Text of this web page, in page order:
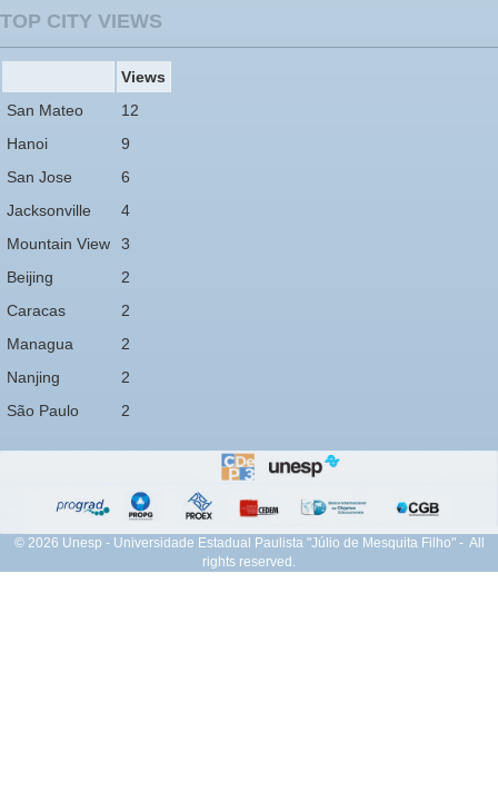
TOP CITY VIEWS
Views
San Mateo
12
Hanoi
9
San Jose
6
Jacksonville
4
Mountain View
3
Beijing
2
Caracas
2
Managua
2
Nanjing
2
São Paulo
2
© 2026 Unesp - Universidade Estadual Paulista "Júlio de Mesquita Filho" - All
rights reserved.